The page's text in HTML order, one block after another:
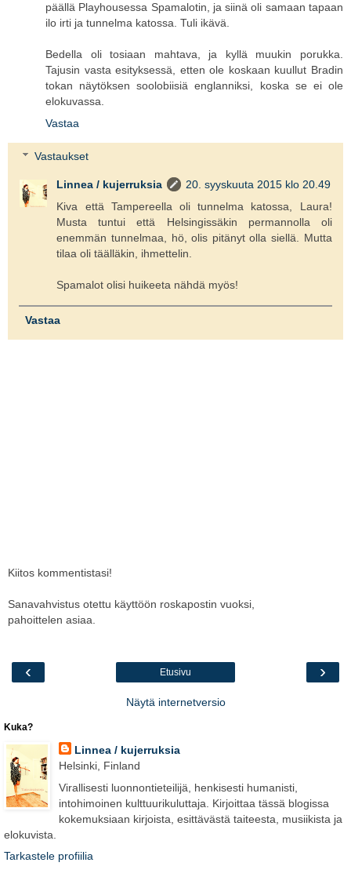
päällä Playhousessa Spamalotin, ja siinä oli samaan tapaan
ilo irti ja tunnelma katossa. Tuli ikävä.
Bedella oli tosiaan mahtava, ja kyllä muukin porukka.
Tajusin vasta esityksessä, etten ole koskaan kuullut Bradin
tokan näytöksen soolobiisiä englanniksi, koska se ei ole
elokuvassa.
Vastaa
Vastaukset
Linnea / kujerruksia
20. syyskuuta 2015 klo 20.49
Kiva että Tampereella oli tunnelma katossa, Laura!
Musta tuntui että Helsingissäkin permannolla oli
enemmän tunnelmaa, hö, olis pitänyt olla siellä. Mutta
tilaa oli täälläkin, ihmettelin.
Spamalot olisi huikeeta nähdä myös!
Vastaa
Kiitos kommentistasi!
Sanavahvistus otettu käyttöön roskapostin vuoksi,
pahoittelen asiaa.
‹ ›
Etusivu
Näytä internetversio
Kuka?
Linnea / kujerruksia
Helsinki, Finland
Virallisesti luonnontieteilijä, henkisesti humanisti,
intohimoinen kulttuurikuluttaja. Kirjoittaa tässä blogissa
kokemuksiaan kirjoista, esittävästä taiteesta, musiikista ja
elokuvista.
Tarkastele profiilia